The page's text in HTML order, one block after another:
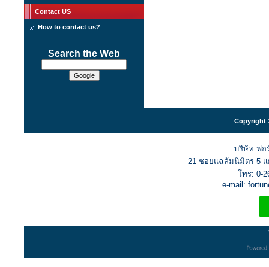
Contact US
How to contact us?
Search the Web
Copyright
บริษัท ฟอ
21 ซอยแฉล้มนิมิตร 5
โทร: 0-
e-mail: